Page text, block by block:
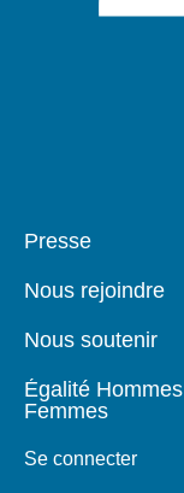
Pied
Presse
Nous rejoindre
Nous soutenir
Égalité Hommes
Femmes
Se connecter